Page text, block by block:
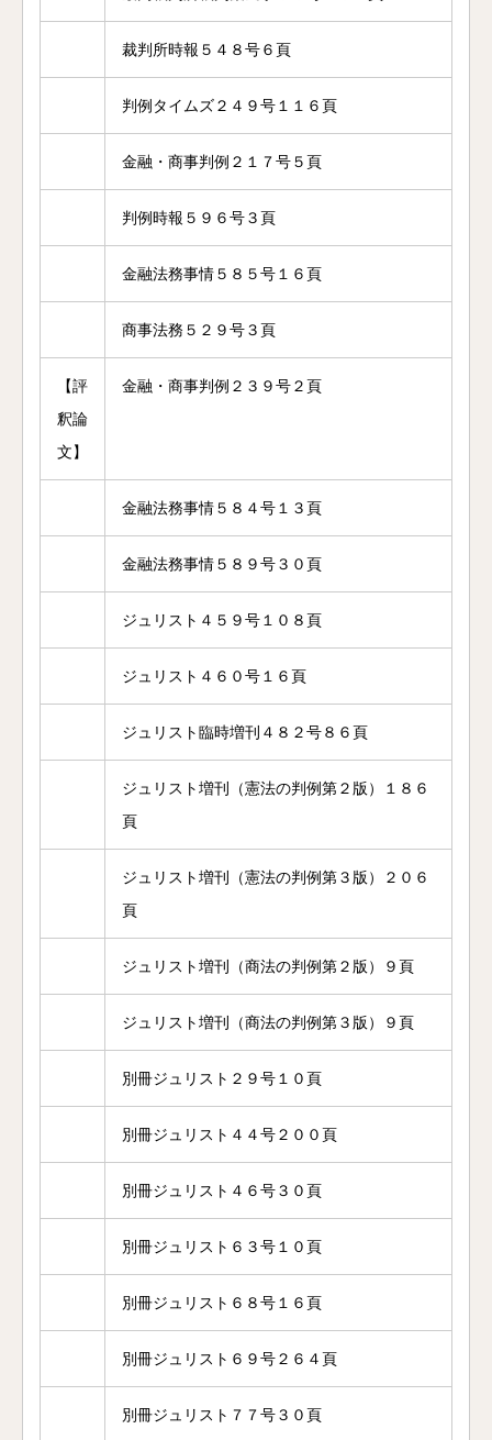
裁判所時報５４８号６頁
判例タイムズ２４９号１１６頁
金融・商事判例２１７号５頁
判例時報５９６号３頁
金融法務事情５８５号１６頁
商事法務５２９号３頁
【評
釈論
文】
金融・商事判例２３９号２頁
金融法務事情５８４号１３頁
金融法務事情５８９号３０頁
ジュリスト４５９号１０８頁
ジュリスト４６０号１６頁
ジュリスト臨時増刊４８２号８６頁
ジュリスト増刊（憲法の判例第２版）１８６
頁
ジュリスト増刊（憲法の判例第３版）２０６
頁
ジュリスト増刊（商法の判例第２版）９頁
ジュリスト増刊（商法の判例第３版）９頁
別冊ジュリスト２９号１０頁
別冊ジュリスト４４号２００頁
別冊ジュリスト４６号３０頁
別冊ジュリスト６３号１０頁
別冊ジュリスト６８号１６頁
別冊ジュリスト６９号２６４頁
別冊ジュリスト７７号３０頁